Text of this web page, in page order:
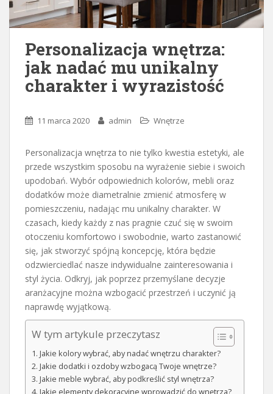
Personalizacja wnętrza:
jak nadać mu unikalny
charakter i wyrazistość
11 marca 2020 admin Wnętrze
Personalizacja wnętrza to nie tylko kwestia estetyki, ale
przede wszystkim sposobu na wyrażenie siebie i swoich
upodobań. Wybór odpowiednich kolorów, mebli oraz
dodatków może diametralnie zmienić atmosferę w
pomieszczeniu, nadając mu unikalny charakter. W
czasach, kiedy każdy z nas pragnie czuć się w swoim
otoczeniu komfortowo i swobodnie, warto zastanowić
się, jak stworzyć spójną koncepcję, która będzie
odzwierciedlać nasze indywidualne zainteresowania i
styl życia. Odkryj, jak poprzez przemyślane decyzje
aranżacyjne można wzbogacić przestrzeń i uczynić ją
naprawdę wyjątkową.
W tym artykule przeczytasz
Jakie kolory wybrać, aby nadać wnętrzu charakter?
Jakie dodatki i ozdoby wzbogacą Twoje wnętrze?
Jakie meble wybrać, aby podkreślić styl wnętrza?